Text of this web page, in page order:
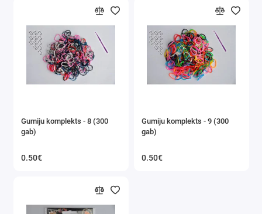
Gumiju komplekts - 8 (300
gab)
0.50€
Gumiju komplekts - 9 (300
gab)
0.50€